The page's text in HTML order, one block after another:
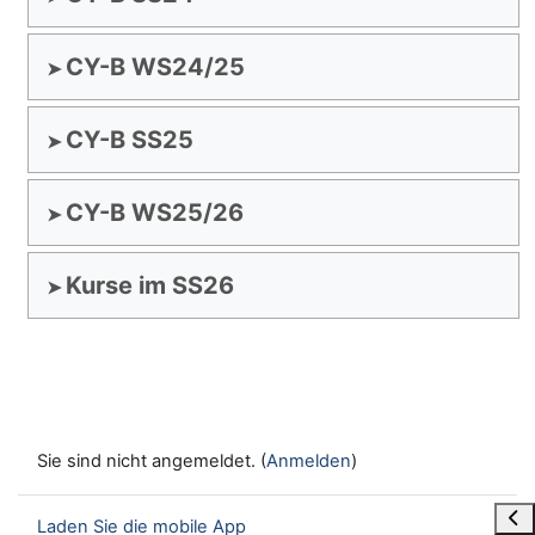
CY-B WS24/25
CY-B SS25
CY-B WS25/26
Kurse im SS26
Sie sind nicht angemeldet. (Anmelden)
Laden Sie die mobile App